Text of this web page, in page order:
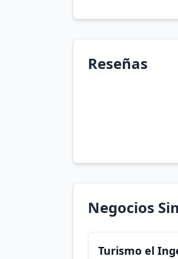
Reseñas
Negocios
Turismo el